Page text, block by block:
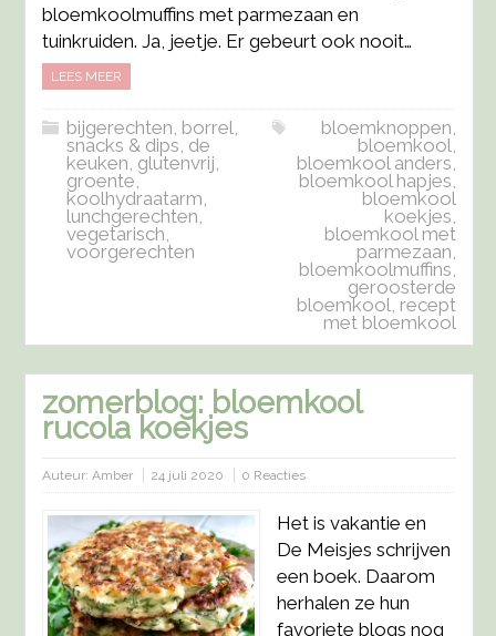
bloemkoolmuffins met parmezaan en
tuinkruiden. Ja, jeetje. Er gebeurt ook nooit…
LEES MEER
bijgerechten borrel,
snacks & dips de
keuken glutenvrij
groente ,
koolhydraatarm
lunchgerechten
vegetarisch
voorgerechten
bloemknoppen
bloemkool
bloemkool anders
bloemkool hapjes
bloemkool
koekjes
bloemkool met
parmezaan
bloemkoolmuffins
geroosterde
bloemkool recept
met bloemkool
zomerblog: bloemkool
rucola koekjes
Auteur: Amber 24 juli 2020 0 Reacties
Het is vakantie en
De Meisjes schrijven
een boek. Daarom
herhalen ze hun
favoriete blogs nog